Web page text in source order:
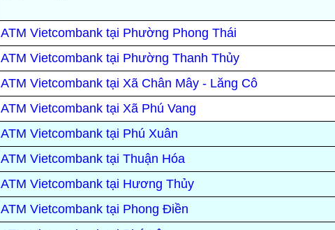
ATM Vietcombank tại Phường Phong Thái
ATM Vietcombank tại Phường Thanh Thủy
ATM Vietcombank tại Xã Chân Mây - Lăng Cô
ATM Vietcombank tại Xã Phú Vang
ATM Vietcombank tại Phú Xuân
ATM Vietcombank tại Thuận Hóa
ATM Vietcombank tại Hương Thủy
ATM Vietcombank tại Phong Điền